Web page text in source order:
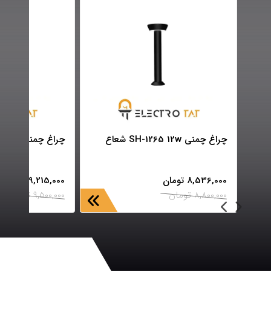
چراغ چمنی SH-1265 12w شعاع
8,536,000 تومان
8,800,000 تومان
چراغ چمنی SH-1268 12w شعاع
9,215,000
9,500,000 تومان